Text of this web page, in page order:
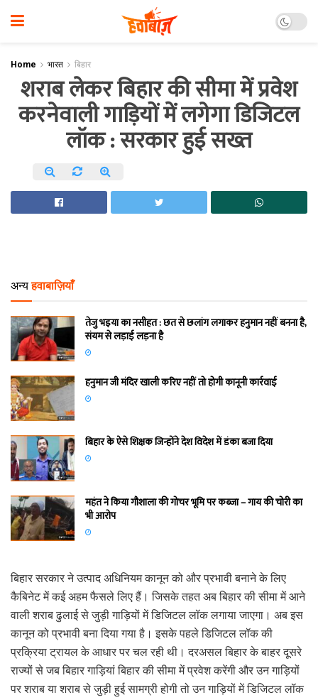
Home भारत बिहार
शराब लेकर बिहार की सीमा में प्रवेश
करनेवाली गाड़ियों में लगेगा डिजिटल
लॉक : सरकार हुई सख्त
अन्य हवाबाज़ियाँ
तेजु भइया का नसीहत : छत से छलांग लगाकर हनुमान नहीं बनना है,
संयम से लड़ाई लड़ना है
हनुमान जी मंदिर खाली करिए नहीं तो होगी कानूनी कार्रवाई
बिहार के ऐसे शिक्षक जिन्होंने देश विदेश में डंका बजा दिया
महंत ने किया गौशाला की गोचर भूमि पर कब्जा – गाय की चोरी का
भी आरोप
बिहार सरकार ने उत्पाद अधिनियम कानून को और प्रभावी बनाने के लिए
कैबिनेट में कई अहम फैसले लिए हैं। जिसके तहत अब बिहार की सीमा में आने
वाली शराब ढुलाई से जुड़ी गाड़ियों में डिजिटल लॉक लगाया जाएगा। अब इस
कानून को प्रभावी बना दिया गया है। इसके पहले डिजिटल लॉक की
प्रक्रिया ट्रायल के आधार पर चल रही थी। दरअसल बिहार के बाहर दूसरे
राज्यों से जब बिहार गाड़ियां बिहार की सीमा में प्रवेश करेंगी और उन गाड़ियों
पर शराब या शराब से जुड़ी हुई सामग्री होगी तो उन गाड़ियों में डिजिटल लॉक